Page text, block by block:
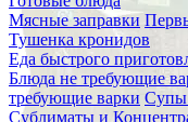
Мясные заправки
Тушенка кронидов
Еда быстрого
Блюда не требующие
требующие варки Супы
Сублиматы и